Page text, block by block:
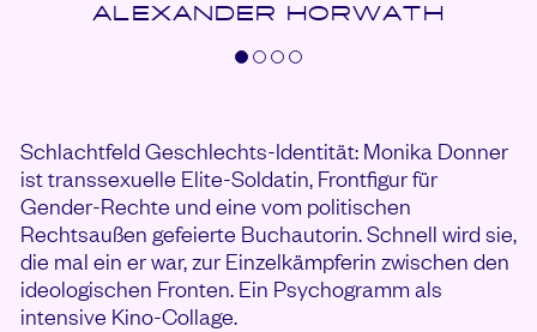
ALEXANDER HORWATH
Schlachtfeld Geschlechts-Identität: Monika Donner
ist transsexuelle Elite-Soldatin, Frontfigur für
Gender-Rechte und eine vom politischen
Rechtsaußen gefeierte Buchautorin. Schnell wird sie,
die mal ein er war, zur Einzelkämpferin zwischen den
ideologischen Fronten. Ein Psychogramm als
intensive Kino-Collage.